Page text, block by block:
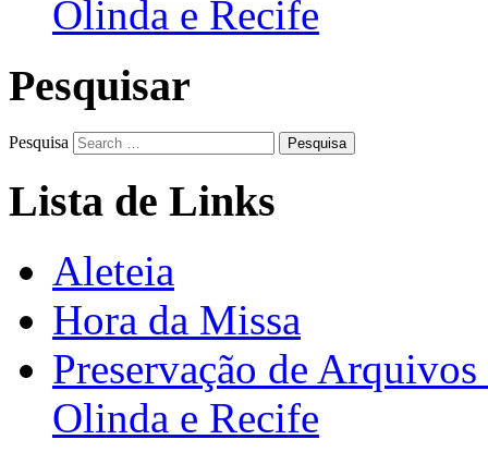
Olinda e Recife
Pesquisar
Pesquisa
Lista de Links
Aleteia
Hora da Missa
Preservação de
Olinda e Recife